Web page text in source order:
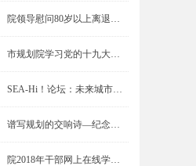
院领导慰问80岁以上离退休职工
市规划院学习党的十九大精神专题培训圆满完成
SEA-Hi！论坛：未来城市的挑战与坚守
谱写规划的交响诗—纪念陈友华同志
院2018年干部网上在线学习操作培训举办